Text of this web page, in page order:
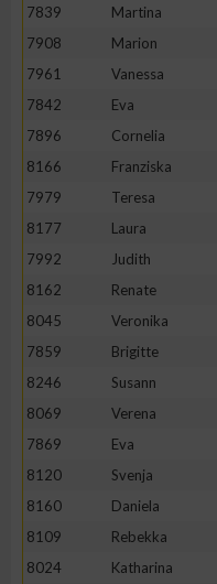
7839
Martina
7908
Marion
7961
Vanessa
7842
Eva
7896
Cornelia
8166
Franziska
7979
Teresa
8177
Laura
7992
Judith
8162
Renate
8045
Veronika
7859
Brigitte
8246
Susann
8069
Verena
7869
Eva
8120
Svenja
8160
Daniela
8109
Rebekka
8024
Katharina
Erstellung von Profilen
Verwendung von
verschiedenen Quellen
Entwicklung und
Verwendung reduzierter
IAB-Besonderheiten:
Verwendung genauer